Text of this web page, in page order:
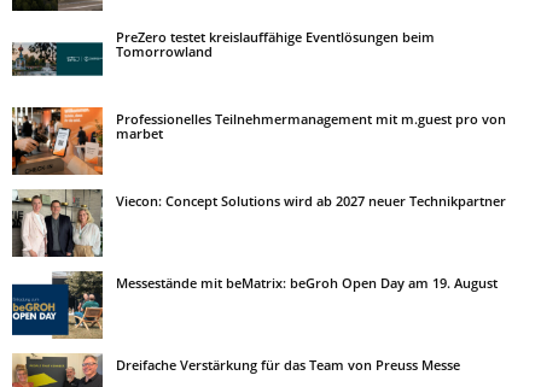
PreZero testet kreislauffähige Eventlösungen beim
Tomorrowland
Professionelles Teilnehmermanagement mit m.guest pro von
marbet
Viecon: Concept Solutions wird ab 2027 neuer Technikpartner
Messestände mit beMatrix: beGroh Open Day am 19. August
Dreifache Verstärkung für das Team von Preuss Messe